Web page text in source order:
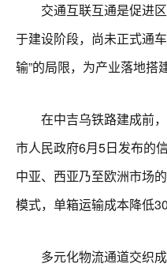
交通互联互通是促进区
于建设阶段，尚未正式通
输”的局限，为产业落地搭
在中吉乌铁路建成前，
市人民政府6月5日发布的
中亚、西亚乃至欧洲市场
模式，单箱运输成本降低
多元化物流通道交织成